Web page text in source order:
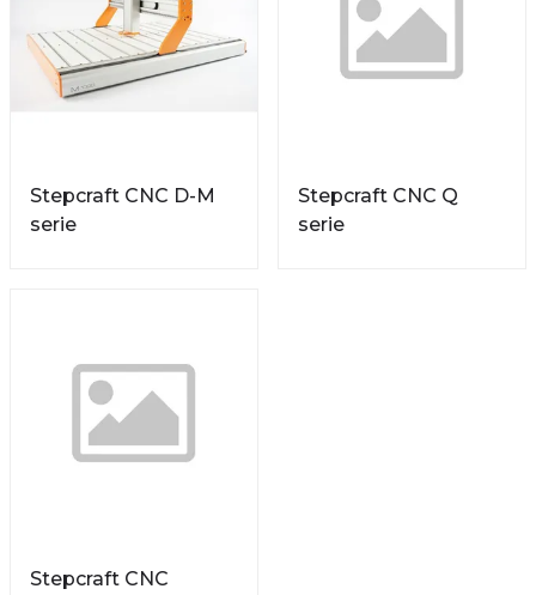
Stepcraft CNC D-M
serie
Stepcraft CNC Q
serie
Stepcraft CNC